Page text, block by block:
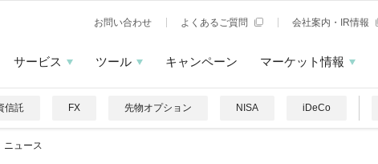
お問い合わせ よくあるご質問 会社案内・IR情報
サービス ツール キャンペーン マーケット情報
信託 FX 先物オプション NISA iDeCo
ニュース